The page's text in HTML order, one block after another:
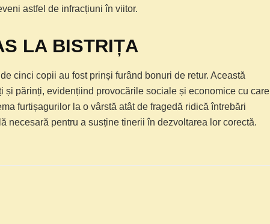
astfel de infracțiuni în viitor.
LA BISTRIȚA
cinci copii au fost prinși furând bonuri de retur. Această
și părinți, evidențiind provocările sociale și economice cu care
furtișagurilor la o vârstă atât de fragedă ridică întrebări
necesară pentru a susține tinerii în dezvoltarea lor corectă.